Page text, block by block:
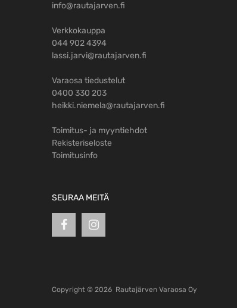
info@rautajarven.fi
Verkkokauppa
044 902 4394
lassi.jarvi@rautajarven.fi
Varaosa tiedustelut
0400 330 203
heikki.niemela@rautajarven.fi
Toimitus- ja myyntiehdot
Rekisteriseloste
Toimitusinfo
SEURAA MEITÄ
Copyright © 2026 Rautajärven Varaosa Oy